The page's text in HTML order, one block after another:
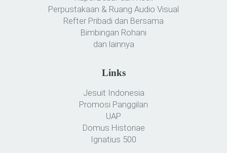
Perpustakaan & Ruang Audio Visual
Refter Pribadi dan Bersama
Bimbingan Rohani
dan lainnya
Links
Jesuit Indonesia
Promosi Panggilan
UAP
Domus Historiae
Ignatius 500